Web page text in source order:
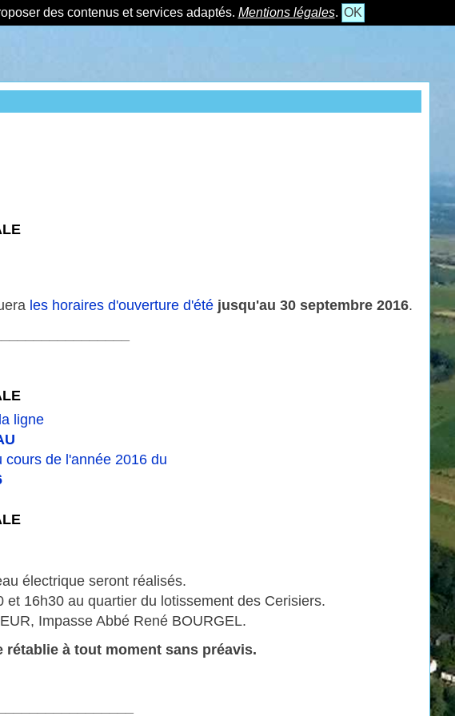
des contenus et services adaptés. Mentions légales. OK
les horaires d'ouverture d'été jusqu'au 30 septembre 2016.
ligne
de l'année 2016 du
électrique seront réalisés.
16h30 au quartier du lotissement des Cerisiers.
Impasse Abbé René BOURGEL.
rétablie à tout moment sans préavis.